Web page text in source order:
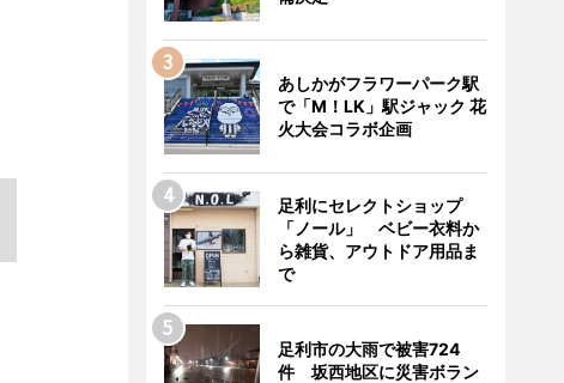
あしかがフラワーパーク駅
で「M！LK」駅ジャック 花
火大会コラボ企画
足利にセレクトショップ
「ノール」 ベビー衣料か
ら雑貨、アウトドア用品ま
で
足利市の大雨で被害724
件 坂西地区に災害ボラン